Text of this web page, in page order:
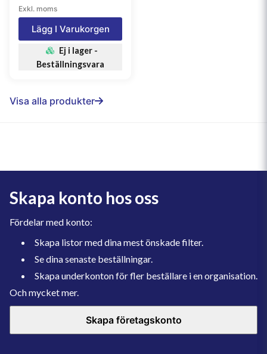
Exkl. moms
Lägg I Varukorgen
Ej i lager -
Beställningsvara
Visa alla produkter
Skapa konto hos oss
Fördelar med konto:
Skapa listor med dina mest önskade filter.
Se dina senaste beställningar.
Skapa underkonton för fler beställare i en organisation.
Och mycket mer.
Skapa företagskonto